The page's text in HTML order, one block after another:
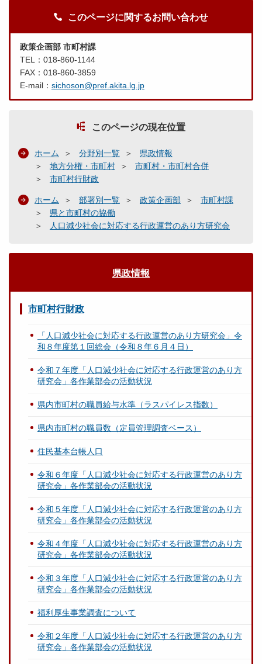
このページに関するお問い合わせ
政策企画部 市町村課
TEL：018-860-1144
FAX：018-860-3859
E-mail： sichoson@pref.akita.lg.jp
このページの現在位置
ホーム 分野別一覧
県政情報
地方分権・市町村
市町村・市町村合併
市町村行財政
ホーム 部署別一覧 政策企画部
市町村課
県と市町村の協働
人口減少社会に対応する行政運営のあり方研究会
県政情報
市町村行財政
「人口減少社会に対応する行政運営のあり方研究会」令
和８年度第１回総会（令和８年６月４日）
令和７年度「人口減少社会に対応する行政運営のあり方
研究会」各作業部会の活動状況
県内市町村の職員給与水準（ラスパイレス指数）
県内市町村の職員数（定員管理調査ベース）
住民基本台帳人口
令和６年度「人口減少社会に対応する行政運営のあり方
研究会」各作業部会の活動状況
令和５年度「人口減少社会に対応する行政運営のあり方
研究会」各作業部会の活動状況
令和４年度「人口減少社会に対応する行政運営のあり方
研究会」各作業部会の活動状況
令和３年度「人口減少社会に対応する行政運営のあり方
研究会」各作業部会の活動状況
福利厚生事業調査について
令和２年度「人口減少社会に対応する行政運営のあり方
研究会」各作業部会の活動状況